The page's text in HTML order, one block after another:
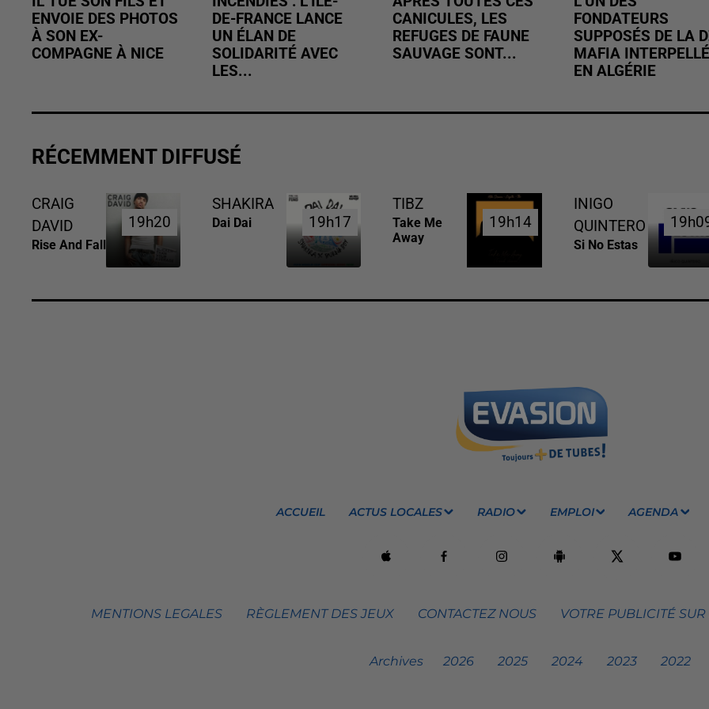
ENVOIE DES PHOTOS
À SON EX-
COMPAGNE À NICE
DE-FRANCE LANCE
UN ÉLAN DE
SOLIDARITÉ AVEC
LES...
CANICULES, LES
REFUGES DE FAUNE
SAUVAGE SONT...
FONDATEURS
SUPPOSÉS DE LA
MAFIA INTERPELLÉ
EN ALGÉRIE
RÉCEMMENT DIFFUSÉ
CRAIG
DAVID
Rise And Fall
19h20
19h20
SHAKIRA
Dai Dai 19h17
19h17
TIBZ
Take Me
Away
19h14
19h14
INIGO
QUINTERO
Si No Estas
ACCUEIL ACTUS LOCALES RADIO EMPLOI AGENDA
MENTIONS LEGALES RÈGLEMENT DES JEUX CONTACTEZ NOUS VOTRE PUBLICITÉ
Archives 2026 2025 2024 2023 2022